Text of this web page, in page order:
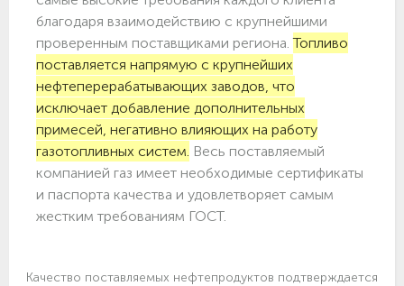
благодаря взаимодействию с крупнейшими
проверенным поставщиками региона.Топливо
поставляется напрямую с крупнейших
нефтеперерабатывающих заводов, что
исключает добавление дополнительных
примесей, негативно влияющих на работу
газотопливных систем. Весь поставляемый
компанией газ имеет необходимые сертификаты
и паспорта качества и удовлетворяет самым
жестким требованиям ГОСТ.
Качество поставляемых нефтепродуктов подтверждается